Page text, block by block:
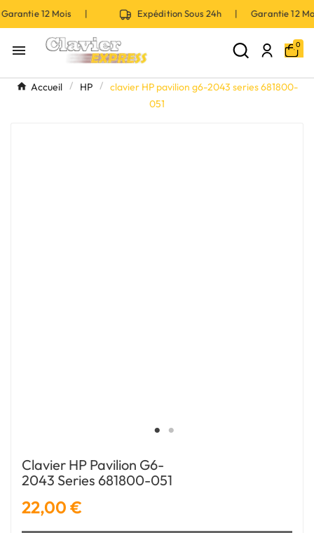
12 Mois | Expédition Sous 24h | Garantie 12
 0
Accueil HP
clavier HP pavilion g6-2043 series 681800-
051
Clavier HP Pavilion G6-
2043 Series 681800-051
22,00 €